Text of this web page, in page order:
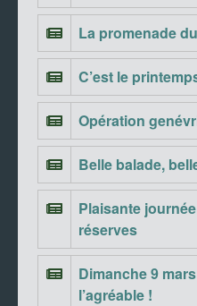
La promenade
C’est le
Opération
Belle balade,
Plaisante
réserves
Dimanche 9
l’agréable !